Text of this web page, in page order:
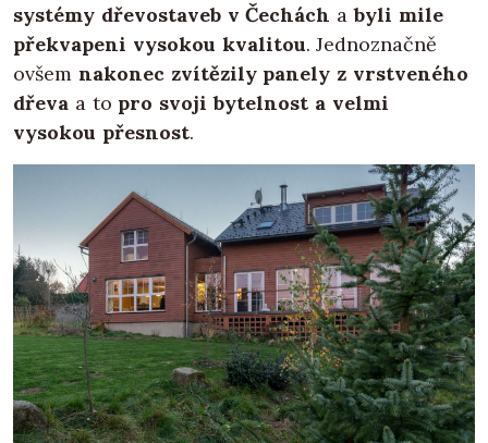
systémy dřevostaveb v Čechách abyli mile
překvapeni vysokou kvalitou. Jednoznačně
ovšem nakonec zvítězily panely z vrstveného
dřeva a to pro svoji bytelnost a velmi
vysokou přesnost.